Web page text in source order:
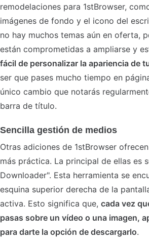
remodelaciones para 1stBrowser,
imágenes de fondo y el icono del
no hay muchos temas aún en oferta,
están comprometidas a ampliarse y
fácil de personalizar la apariencia de
ser que pases mucho tiempo en
único cambio que notarás
barra de título.
Sencilla gestión de medios
Otras adiciones de 1stBrowser
más práctica. La principal de ellas es
Downloader". Esta herramienta se
esquina superior derecha de la
activa. Esto significa que, cada vez
pasas sobre un vídeo o una imagen,
para darte la opción de descargarlo.